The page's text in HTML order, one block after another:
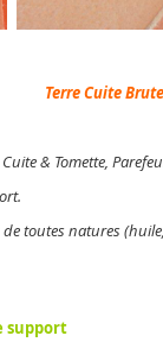
Terre Cuite Brute
& Tomette,
toutes natures
support